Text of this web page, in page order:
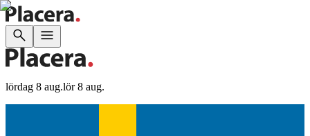
lördag 8 aug.lör 8 aug.